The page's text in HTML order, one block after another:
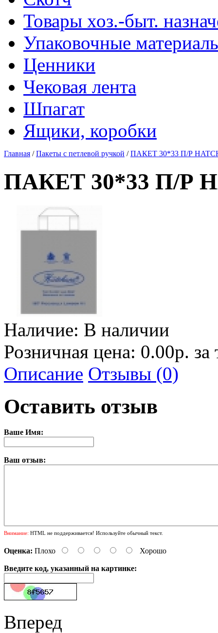
Товары хоз.-быт.
Упаковочные
Ценники
Чековая лента
Шпагат
Ящики, коробки
Главная /Пакеты с петлевой ручкой /ПАКЕТ 30*33 П/Р
ПАКЕТ 30*33 П/Р
Наличие: В наличии
Розничная цена: 0.00р.
Описание Отзывы (0)
Оставить отзыв
Ваше Имя:
Ваш отзыв:
Внимание: HTML не поддерживается! Используйте обычный текст.
Оценка: Плохо Хорошо
Введите код, указанный на картинке:
Вперед